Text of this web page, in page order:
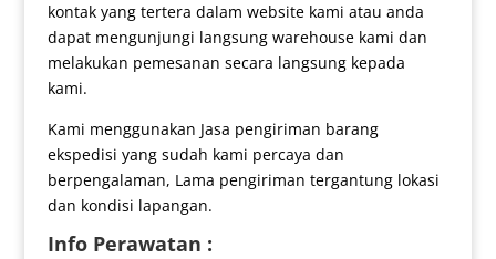
kontak yang tertera dalam website kami atau anda
dapat mengunjungi langsung warehouse kami dan
melakukan pemesanan secara langsung kepada
kami.
Kami menggunakan Jasa pengiriman barang
ekspedisi yang sudah kami percaya dan
berpengalaman, Lama pengiriman tergantung lokasi
dan kondisi lapangan.
Info Perawatan :